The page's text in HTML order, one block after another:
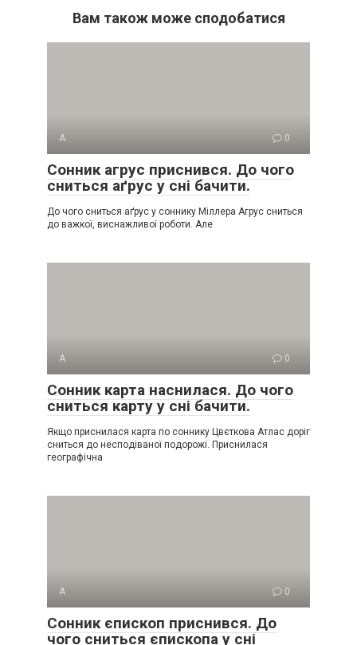
Вам також може сподобатися
А 0
Сонник агрус приснився. До чого
сниться аґрус у сні бачити.
До чого сниться аґрус у соннику Міллера Агрус сниться
до важкої, виснажливої роботи. Але
А 0
Сонник карта наснилася. До чого
сниться карту у сні бачити.
Якщо приснилася карта по соннику Цвєткова Атлас доріг
сниться до несподіваної подорожі. Приснилася
географічна
А 0
Сонник єпископ приснився. До
чого сниться єпископа у сні